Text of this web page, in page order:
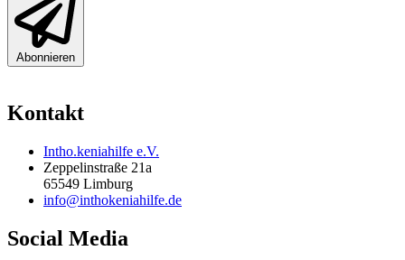
Abonnieren
Kontakt
Intho.keniahilfe e.V.
Zeppelinstraße 21a
65549 Limburg
info@inthokeniahilfe.de
Social Media